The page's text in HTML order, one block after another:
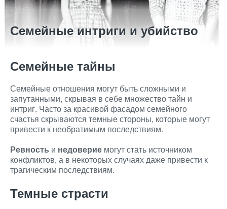
Семейные интриги и убийство
Семейные тайны
Семейные отношения могут быть сложными и
запутанными, скрывая в себе множество тайн и
интриг. Часто за красивой фасадом семейного
счастья скрываются темные стороны, которые могут
привести к необратимым последствиям.
Ревность и недоверие могут стать источником
конфликтов, а в некоторых случаях даже привести к
трагическим последствиям.
Темные страсти